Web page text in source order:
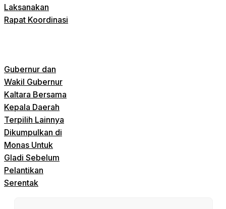
Laksanakan
Rapat Koordinasi
Gubernur dan
Wakil Gubernur
Kaltara Bersama
Kepala Daerah
Terpilih Lainnya
Dikumpulkan di
Monas Untuk
Gladi Sebelum
Pelantikan
Serentak